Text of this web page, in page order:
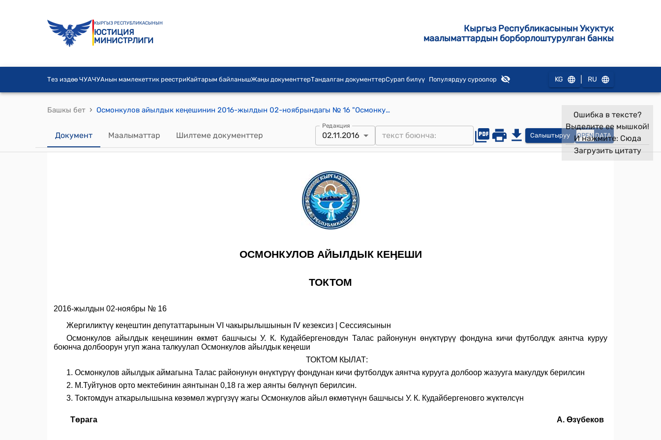
КЫРГЫЗ РЕСПУБЛИКАСЫНЫН
ЮСТИЦИЯ
МИНИСТРЛИГИ
Кыргыз Республикасынын Укуктук
маалыматтардын борборлоштурулган банкы
Тез издөө ЧУАЧУАнын мамлекеттик реестриКайтарым байланышЖаңы документтерТандалган документтерСурап билүү Популярдуу суроолор KG RU
Башкы бет › Осмонкулов айылдык кеңешинин 2016-жылдын 02-ноябрындагы № 16 "Осмонкулов айылдык аймагына Талас районунун өнүктүрүү фондунан кичи футболдук аянтча курууга долбоор жазууга макулдук берүү жөнүндө" токтому
Документ Маалыматтар Шилтеме документтер
Редакция
02.11.2016 Салыштыруу OPEN DATA
Ошибка в тексте?
Выделите ее мышкой!
И нажмите: Сюда
Загрузить цитату